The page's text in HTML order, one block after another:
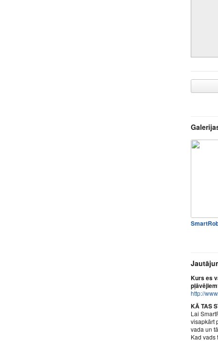
Kurs es
http://
KĀ TAS
Lai
visapkārt
vada un
Kad vads